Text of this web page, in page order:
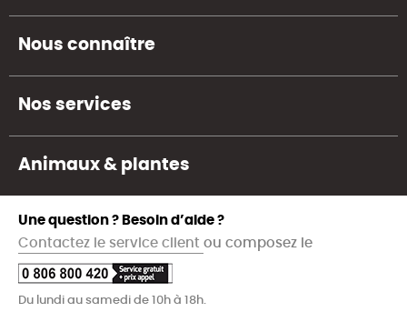
Nous connaître
Nos services
Animaux & plantes
Une question ? Besoin d’aide ?
Contactez le service client ou composez le
Du lundi au samedi de 10h à 18h.